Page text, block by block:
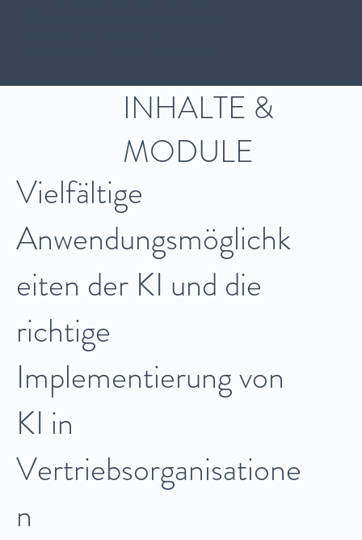
Vielfältige
Anwendungsmöglichk
eiten der KI und die
richtige
Implementierung von
KI in
Vertriebsorganisatione
n
INHALTE &
MODULE